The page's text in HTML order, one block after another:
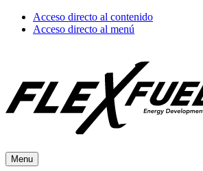
Acceso directo al contenido
Acceso directo al menú
Menu